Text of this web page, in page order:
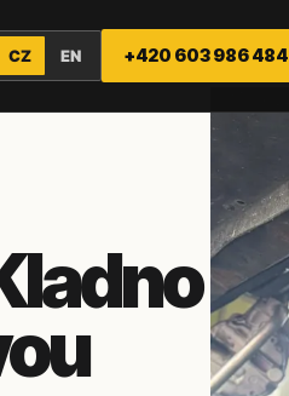
CZ EN +420 603 986 484